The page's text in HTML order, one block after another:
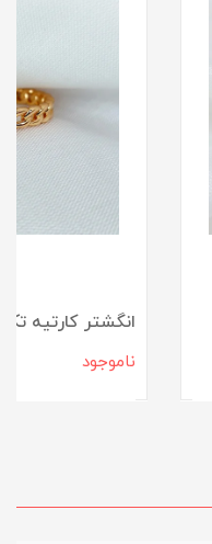
انگشتر کارتیه
ناموجود